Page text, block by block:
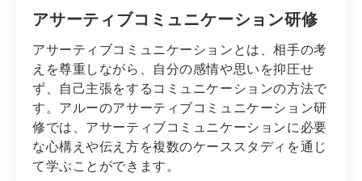
アサーティブコミュニケーション研修
アサーティブコミュニケーションとは、相手の考
えを尊重しながら、自分の感情や思いを抑圧せ
ず、自己主張をするコミュニケーションの方法で
す。アルーのアサーティブコミュニケーション研
修では、アサーティブコミュニケーションに必要
な心構えや伝え方を複数のケーススタディを通じ
て学ぶことができます。